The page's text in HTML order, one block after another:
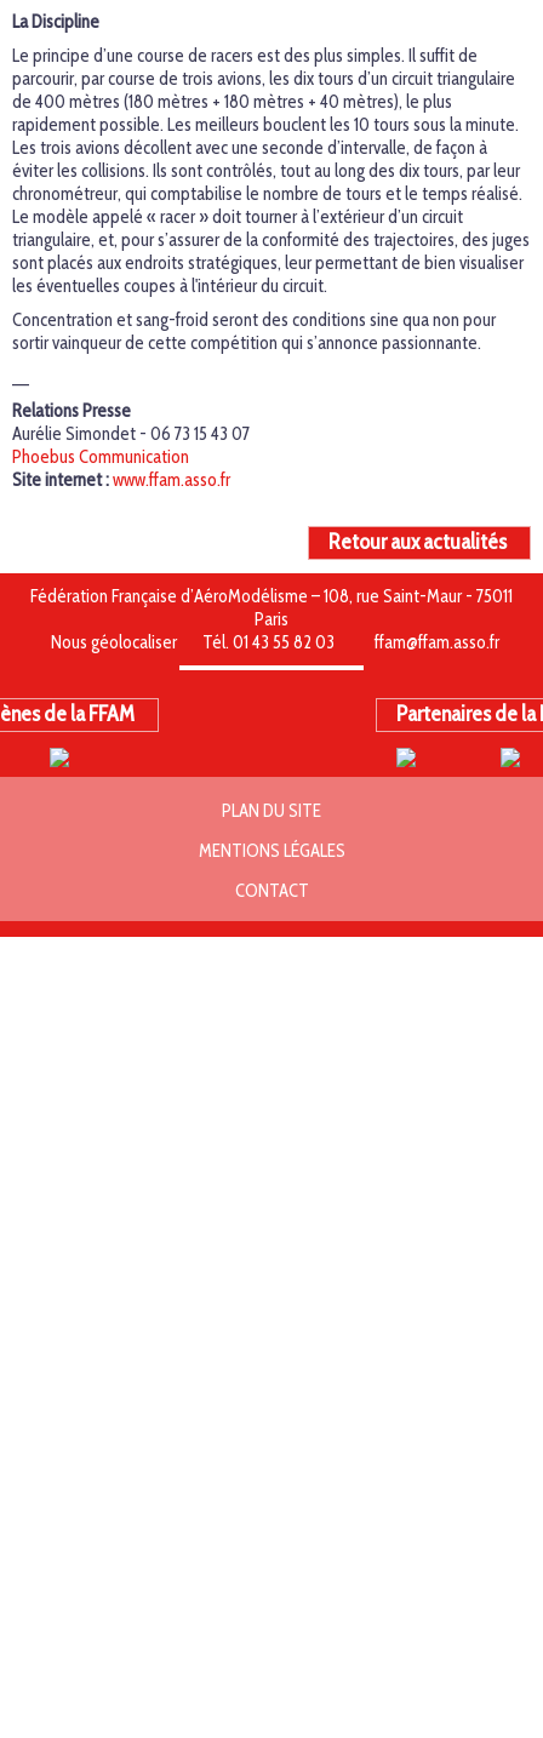
La Discipline
Le principe d’une course de racers est des plus simples. Il suffit de
parcourir, par course de trois avions, les dix tours d’un circuit triangulaire
de 400 mètres (180 mètres + 180 mètres + 40 mètres), le plus
rapidement possible. Les meilleurs bouclent les 10 tours sous la minute.
Les trois avions décollent avec une seconde d’intervalle, de façon à
éviter les collisions. Ils sont contrôlés, tout au long des dix tours, par leur
chronométreur, qui comptabilise le nombre de tours et le temps réalisé.
Le modèle appelé « racer » doit tourner à l’extérieur d’un circuit
triangulaire, et, pour s’assurer de la conformité des trajectoires, des juges
sont placés aux endroits stratégiques, leur permettant de bien visualiser
les éventuelles coupes à l'intérieur du circuit.
Concentration et sang-froid seront des conditions sine qua non pour
sortir vainqueur de cette compétition qui s’annonce passionnante.
Relations Presse
Aurélie Simondet - 06 73 15 43 07
Phoebus Communication
Site internet :www.ffam.asso.fr
Retour aux actualités
Fédération Française d’AéroModélisme – 108, rue Saint-Maur - 75011
Paris
Nous géolocaliser
Tél. 01 43 55 82 03 ffam@ffam.asso.fr
de la FFAM Partenaires de la
PLAN DU SITE
MENTIONS LÉGALES
CONTACT